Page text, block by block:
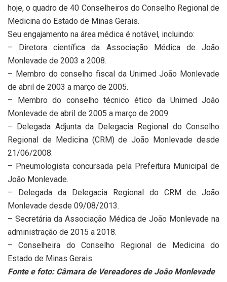
hoje, o quadro de 40 Conselheiros do Conselho Regional de
Medicina do Estado de Minas Gerais.
Seu engajamento na área médica é notável, incluindo:
– Diretora científica da Associação Médica de João
Monlevade de 2003 a 2008.
– Membro do conselho fiscal da Unimed João Monlevade
de abril de 2003 a março de 2005.
– Membro do conselho técnico ético da Unimed João
Monlevade de abril de 2005 a março de 2009.
– Delegada Adjunta da Delegacia Regional do Conselho
Regional de Medicina (CRM) de João Monlevade desde
21/06/2008.
– Pneumologista concursada pela Prefeitura Municipal de
João Monlevade.
– Delegada da Delegacia Regional do CRM de João
Monlevade desde 09/08/2013.
– Secretária da Associação Médica de João Monlevade na
administração de 2015 a 2018.
– Conselheira do Conselho Regional de Medicina do
Estado de Minas Gerais.
Fonte e foto: Câmara de Vereadores de João Monlevade